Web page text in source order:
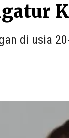
di usia